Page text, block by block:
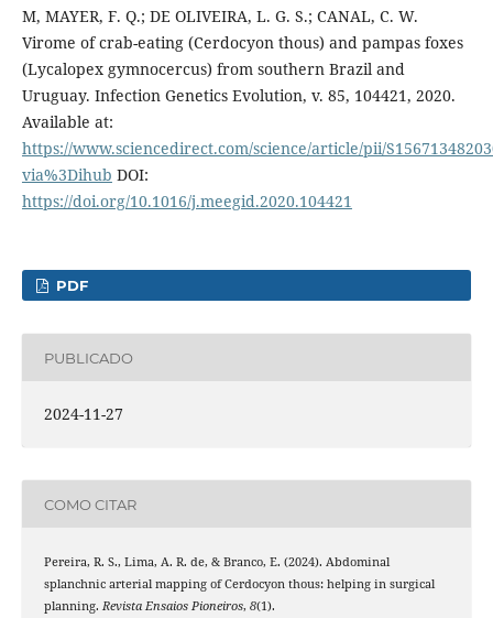
M, MAYER, F. Q.; DE OLIVEIRA, L. G. S.; CANAL, C. W.
Virome of crab-eating (Cerdocyon thous) and pampas foxes
(Lycalopex gymnocercus) from southern Brazil and
Uruguay. Infection Genetics Evolution, v. 85, 104421, 2020.
Available at:
https://www.sciencedirect.com/science/article/pii/
via%3Dihub DOI:
https://doi.org/10.1016/j.meegid.2020.104421
PDF
PUBLICADO
2024-11-27
COMO CITAR
Pereira, R. S., Lima, A. R. de, & Branco, E. (2024). Abdominal
splanchnic arterial mapping of Cerdocyon thous: helping in surgical
planning. Revista Ensaios Pioneiros, 8(1).